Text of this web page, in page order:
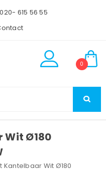
615 56 55
0
Wit Ø180
Kantelbaar Wit Ø180